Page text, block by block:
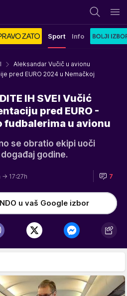
Sport Info
Aleksandar Vučič u avionu
pred EURO 2024 u Nemačkoj
IH SVE! Vučić
pred EURO -
fudbalerima u avionu
se obratio ekipi uoči
godine.
→ 17:27h 7
u vaš Google izbor